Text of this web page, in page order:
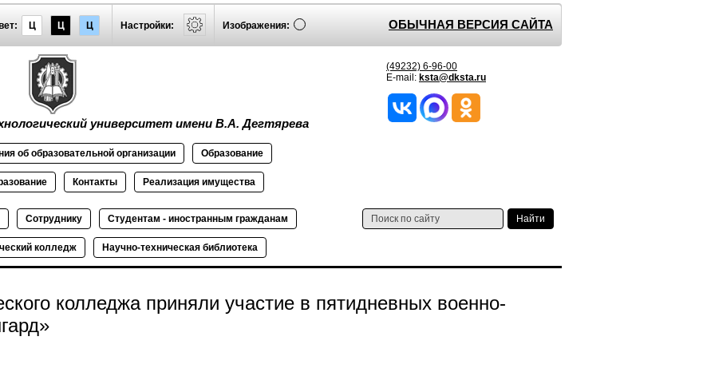
Ц Ц Ц Настройки: Изображения: ОБЫЧНАЯ ВЕРСИЯ САЙТА
университет имени В.А. Дегтярева
(49232) 6-96-00
E-mail: ksta@dksta.ru
об образовательной организации Образование
Контакты Реализация имущества
Сотруднику Студентам - иностранным гражданам
колледж Научно-техническая библиотека
колледжа приняли участие в пятидневных военно-